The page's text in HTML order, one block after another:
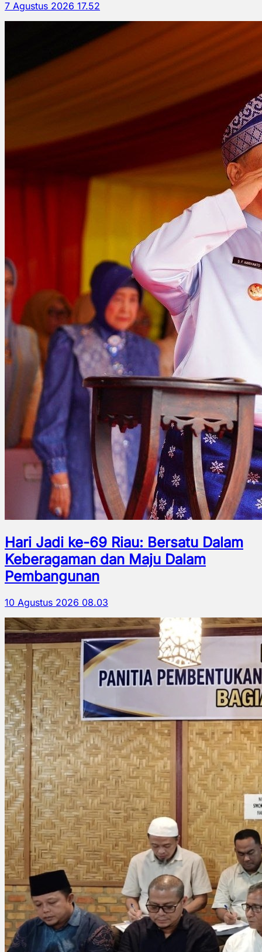
7 Agustus 2026 17.52
Hari Jadi ke-69 Riau: Bersatu Dalam
Keberagaman dan Maju Dalam
Pembangunan
10 Agustus 2026 08.03